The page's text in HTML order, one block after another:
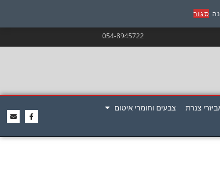
סגור
054-8945722
צנרת צבעים וחומרי איטום